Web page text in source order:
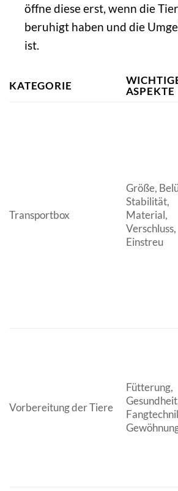
öffne diese erst, wenn die
beruhigt haben und die
ist.
KATEGORIE
ASPEKTE
Transportbox
Größe,
Stabilität,
Material,
Verschluss,
Einstreu
Vorbereitung der Tiere
Fütterung,